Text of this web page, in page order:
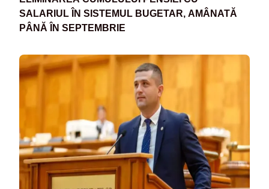
SALARIUL ÎN SISTEMUL BUGETAR, AMÂNATĂ
PÂNĂ ÎN SEPTEMBRIE